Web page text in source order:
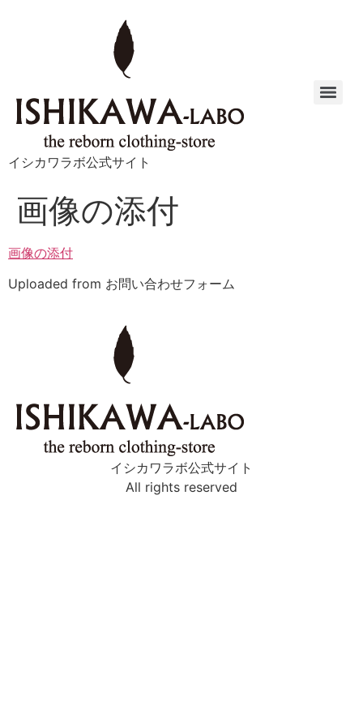
イシカワラボ公式サイト
画像の添付
画像の添付
Uploaded from お問い合わせフォーム
イシカワラボ公式サイト
All rights reserved